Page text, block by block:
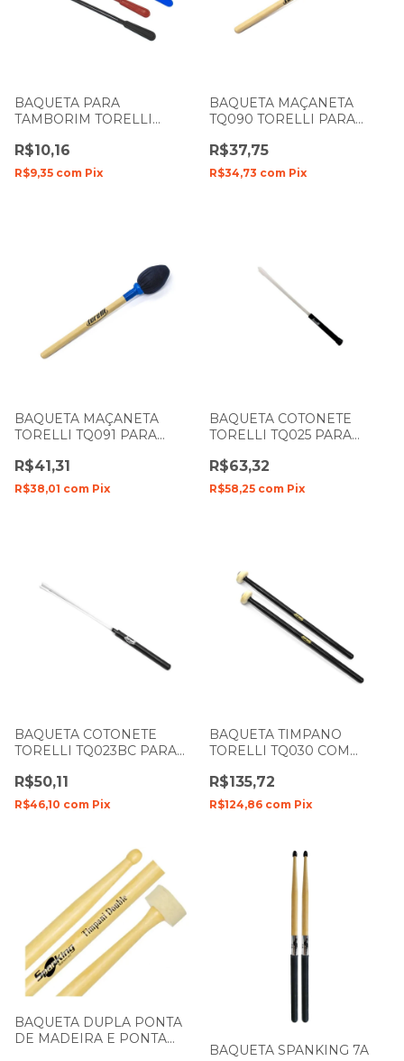
BAQUETA PARA
TAMBORIM TORELLI
R$10,16
R$9,35 com Pix
BAQUETA MAÇANETA
TQ090 TORELLI PARA
REDONDA UNIDADE
R$37,75
R$34,73 com Pix
BAQUETA MAÇANETA
TORELLI TQ091 PARA
OVAL UNIDADE
R$41,31
R$38,01 com Pix
BAQUETA COTONETE
TORELLI TQ025 PARA
VARETAS UNIDADE
R$63,32
R$58,25 com Pix
BAQUETA COTONETE
TORELLI TQ023BC PARA
VARETAS UNIDADE
R$50,11
R$46,10 com Pix
BAQUETA TIMPANO
TORELLI TQ030 COM
R$135,72
R$124,86 com Pix
BAQUETA DUPLA PONTA
DE MADEIRA E PONTA
BAQUETA SPANKING 7A